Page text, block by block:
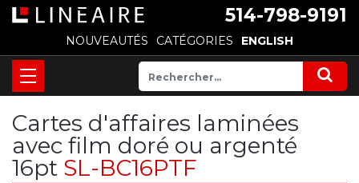
514-798-9191
NOUVEAUTÉS CATÉGORIES ENGLISH
Cartes d'affaires laminées
avec film doré ou argenté
16pt SL-BC16PTF